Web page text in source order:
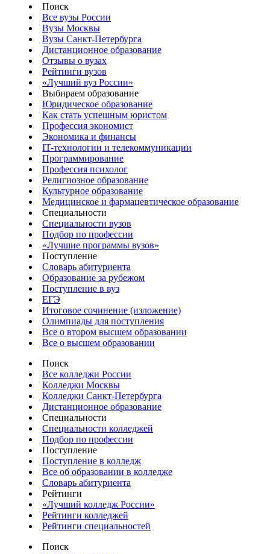
Поиск
Все вузы России
Вузы Москвы
Вузы Санкт-Петербурга
Дистанционное образование
Отзывы о вузах
Рейтинги вузов
«Лучший вуз России»
Выбираем образование
Юридическое образование
Как стать успешным юристом
Профессия экономист
Экономика и финансы
IT-технологии и телекоммуникации
Программирование
Профессия психолог
Религиозное образование
Культурное образование
Медицинское и фармацевтическое образование
Специальности
Специальности вузов
Подбор по профессии
«Лучшие программы вузов»
Поступление
Словарь абитуриента
Образование за рубежом
Поступление в вуз
ЕГЭ
Итоговое сочинение (изложение)
Олимпиады для поступления
Все о втором высшем образовании
Все о высшем образовании
Поиск
Все колледжи России
Колледжи Москвы
Колледжи Санкт-Петербурга
Дистанционное образование
Специальности
Специальности колледжей
Подбор по профессии
Поступление
Поступление в колледж
Все об образовании в колледже
Словарь абитуриента
Рейтинги
«Лучший колледж России»
Рейтинги колледжей
Рейтинги специальностей
Поиск